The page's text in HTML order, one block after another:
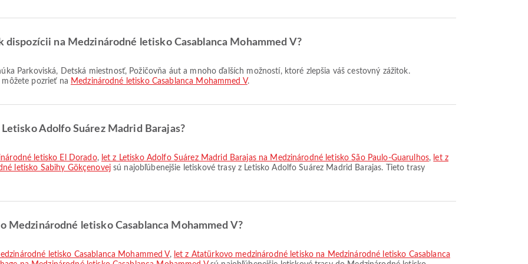
na Medzinárodné letisko Casablanca Mohammed V?
pozrieť na Medzinárodné letisko Casablanca Mohammed V.
Adolfo Suárez Madrid Barajas?
letisko El Dorado, let z Letisko Adolfo Suárez Madrid Barajas na Medzinárodné letisko São Paulo-Guarulhos, let z
letisko Sabihy Gökçenovejsú najobľúbenejšie letiskové trasy z Letisko Adolfo Suárez Madrid Barajas. Tieto trasy
letisko Casablanca Mohammed V?
letisko Casablanca Mohammed V, let z Atatürkovo medzinárodné letisko na Medzinárodné letisko Casablanca